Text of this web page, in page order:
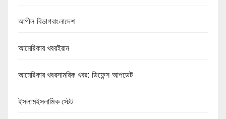
আপীল বিভাগবাংলাদেশ
আমেরিকার খবরইরান
আমেরিকার খবরসামরিক খবর: ডিফেন্স আপডেট
ইসলামইসলামিক স্টেট